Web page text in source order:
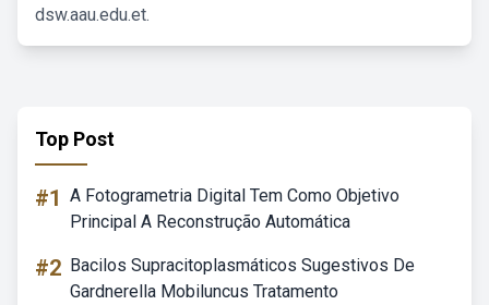
dsw.aau.edu.et.
Top Post
#1 A Fotogrametria Digital Tem Como Objetivo
Principal A Reconstrução Automática
#2 Bacilos Supracitoplasmáticos Sugestivos De
Gardnerella Mobiluncus Tratamento